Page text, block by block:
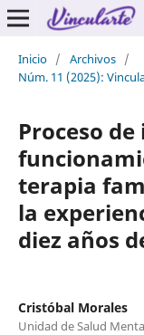
Inicio / Archivos /
Núm. 11 (2025):
Proceso
terapia
la
diez años
Cristóbal Morales
Unidad de Salud